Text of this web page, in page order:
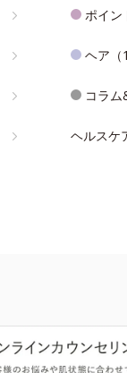
ポイン
ヘア（
コラム
ヘルスケ